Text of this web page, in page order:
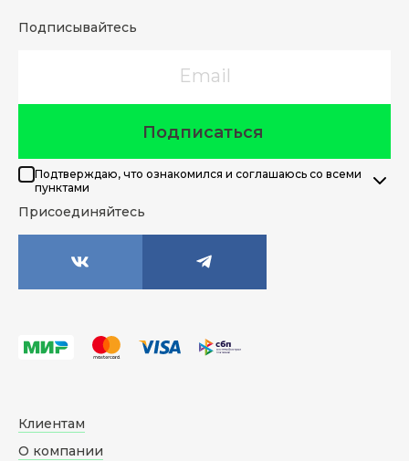
Подписывайтесь
Подписаться
Подтверждаю, что ознакомился и соглашаюсь со всеми
пунктами
Присоединяйтесь
Клиентам
О компании